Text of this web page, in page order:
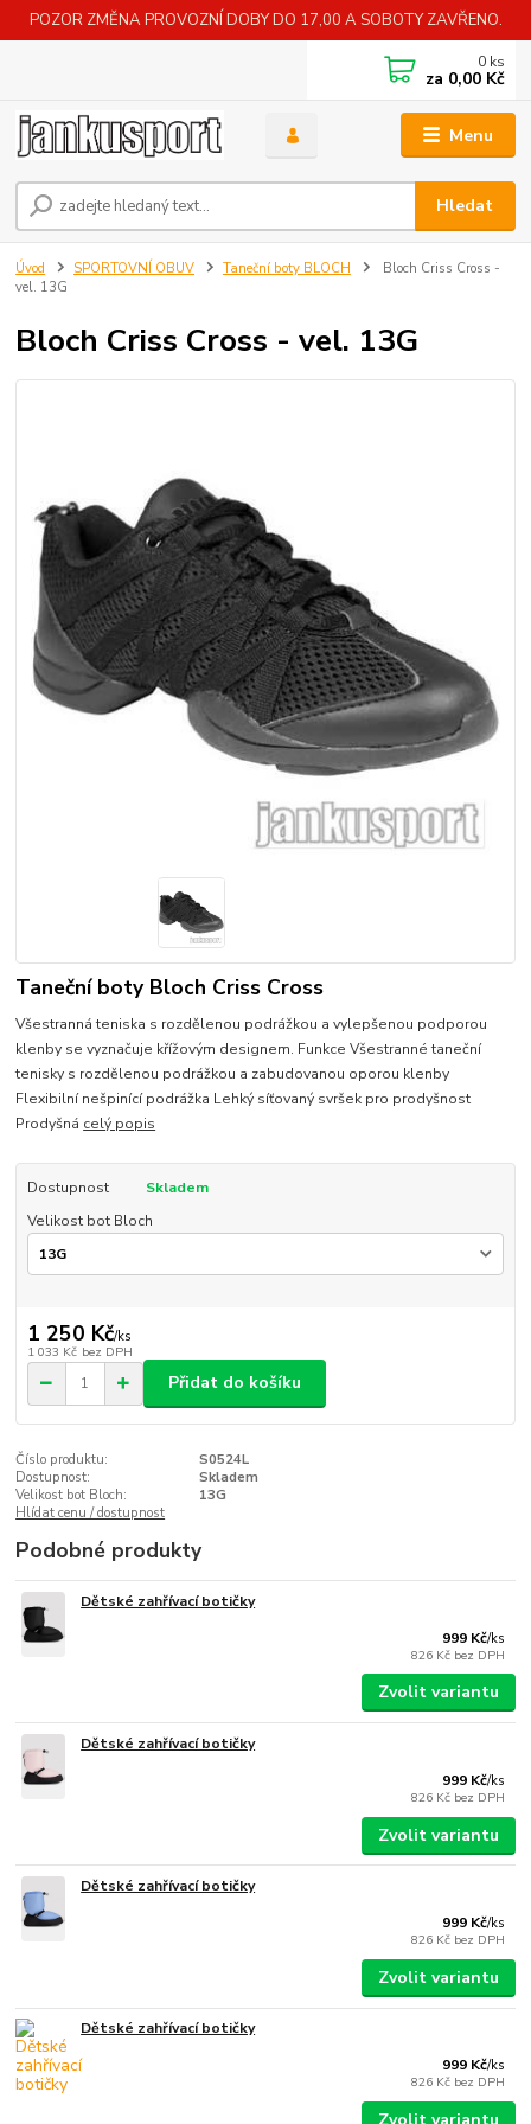
POZOR ZMĚNA PROVOZNÍ DOBY DO 17,00 A SOBOTY ZAVŘENO.
Menu
Hledat
0 ks
za 0,00 Kč
Úvod SPORTOVNÍ OBUV Taneční boty BLOCH
Bloch Criss Cross -
vel. 13G
Bloch Criss Cross - vel. 13G
Taneční boty Bloch Criss Cross
Všestranná teniska s rozdělenou podrážkou a vylepšenou podporou
klenby se vyznačuje křížovým designem. Funkce Všestranné taneční
tenisky s rozdělenou podrážkou a zabudovanou oporou klenby
Flexibilní nešpinící podrážka Lehký síťovaný svršek pro prodyšnost
Prodyšná celý popis
Dostupnost
Skladem
Velikost bot Bloch
1 250 Kč/ks
1 033 Kč bez DPH
Přidat do košíku
Číslo produktu:
S0524L
Dostupnost:
Skladem
Velikost bot Bloch:
13G
Hlídat cenu / dostupnost
Podobné produkty
Dětské zahřívací botičky
999 Kč/ks
826 Kč bez DPH
Zvolit variantu
Dětské zahřívací botičky
999 Kč/ks
826 Kč bez DPH
Zvolit variantu
Dětské zahřívací botičky
999 Kč/ks
826 Kč bez DPH
Zvolit variantu
Dětské zahřívací botičky
999 Kč/ks
826 Kč bez DPH